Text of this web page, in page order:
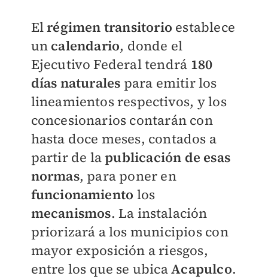
Elrégimen transitorio establece
un calendario, donde el
Ejecutivo Federal tendrá 180
días naturales para emitir los
lineamientos respectivos, y los
concesionarios contarán con
hasta doce meses, contados a
partir de lapublicación de esas
normas, para poner en
funcionamiento los
mecanismos. La instalación
priorizará a los municipios con
mayor exposición a riesgos,
entre los que se ubicaAcapulco.